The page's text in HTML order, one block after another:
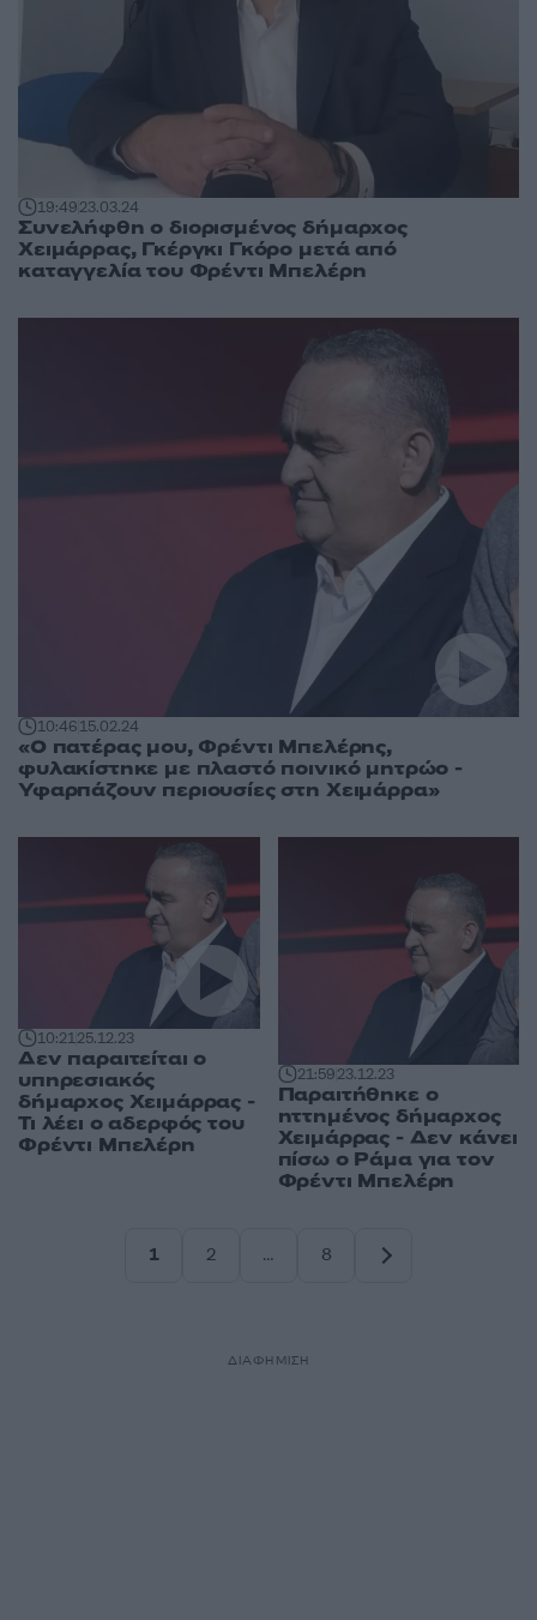
19:4923.03.24
Συνελήφθη ο διορισμένος δήμαρχος
Χειμάρρας, Γκέργκι Γκόρο μετά από
καταγγελία του Φρέντι Μπελέρη
10:4615.02.24
«Ο πατέρας μου, Φρέντι Μπελέρης,
φυλακίστηκε με πλαστό ποινικό μητρώο -
Υφαρπάζουν περιουσίες στη Χειμάρρα»
10:2125.12.23
Δεν παραιτείται ο
υπηρεσιακός
δήμαρχος Χειμάρρας -
Τι λέει ο αδερφός του
Φρέντι Μπελέρη
21:5923.12.23
Παραιτήθηκε ο
ηττημένος δήμαρχος
Χειμάρρας - Δεν κάνει
πίσω ο Ράμα για τον
Φρέντι Μπελέρη
1
2
…
8
ΔΙΑΦΗΜΙΣΗ